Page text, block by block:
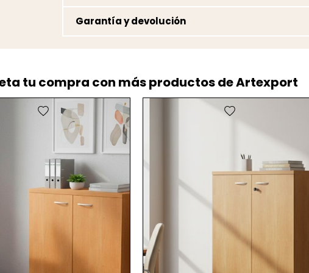
Garantía y devolución
tu compra con más productos de Artexport
favorite favorite